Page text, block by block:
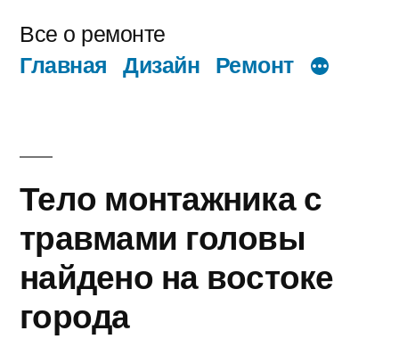
содержимому
Все о ремонте
Главная Дизайн Ремонт
Тело монтажника с
травмами головы
найдено на востоке
города